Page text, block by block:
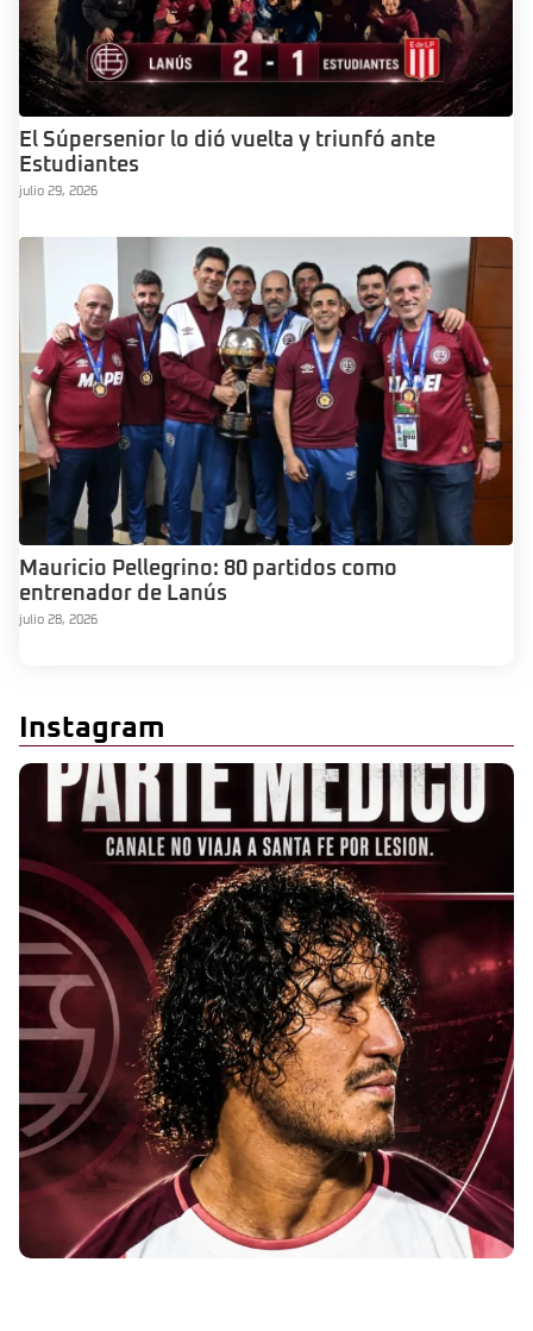
El Súpersenior lo dió vuelta y triunfó ante
Estudiantes
julio 29, 2026
Mauricio Pellegrino: 80 partidos como
entrenador de Lanús
julio 28, 2026
Instagram